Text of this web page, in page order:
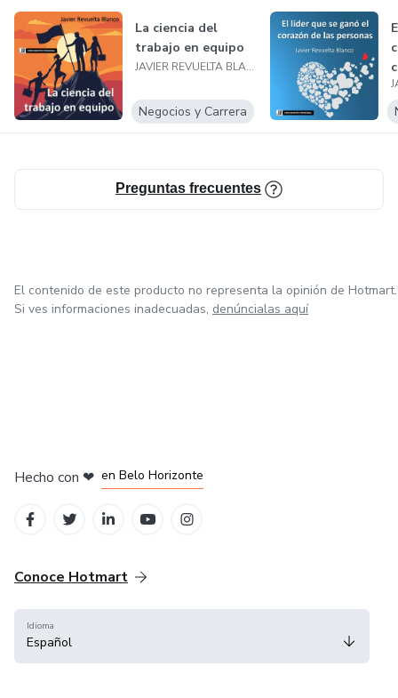
real y al ámbito profesional, ayudando a mejorar las
habilidades sociales, la toma de decisiones y la coherencia
entre lo que somos, lo que hacemos y lo que ofrecemos al
mundo. Cada formación es una invitación a unir bienestar
personal y eficacia profesional para construir una vida más
plena, consciente y alineada con los propios valores.
La ciencia del
trabajo en equipo
JAVIER REVUELTA BLANCO
Negocios y Carrera
Preguntas frecuentes
El contenido de este producto no representa la opinión de Hotmart.
Si ves informaciones inadecuadas, denúncialas aquí
Hecho con ❤ en Belo Horizonte
Conoce Hotmart
Idioma
Español